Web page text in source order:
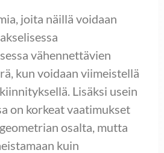
joita näillä voidaan
vähennettävien
kun voidaan viimeistellä
Lisäksi usein
on korkeat vaatimukset
osalta, mutta
kuin